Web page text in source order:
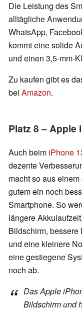
Die Leistung des
alltägliche
WhatsApp,
kommt eine solide
und einen 3,5-mm-
Zu kaufen gibt es
bei Amazon.
Platz 8 – Apple
Auch beim iPhone
dezente
macht so aus
gutem ein noch
Smartphone. So
längere
Bildschirm, bessere
und eine kleinere
eine gestiegene
noch ab.
Das Apple
Bildschirm und